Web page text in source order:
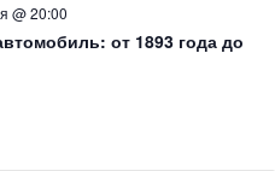
событий летнего
редкую возможность
@ 20:00
от 1893 года до